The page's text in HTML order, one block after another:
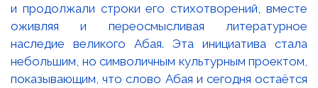
и продолжали строки его стихотворений, вместе
оживляя и переосмысливая литературное
наследие великого Абая. Эта инициатива стала
небольшим, но символичным культурным проектом,
показывающим, что слово Абая и сегодня остаётся